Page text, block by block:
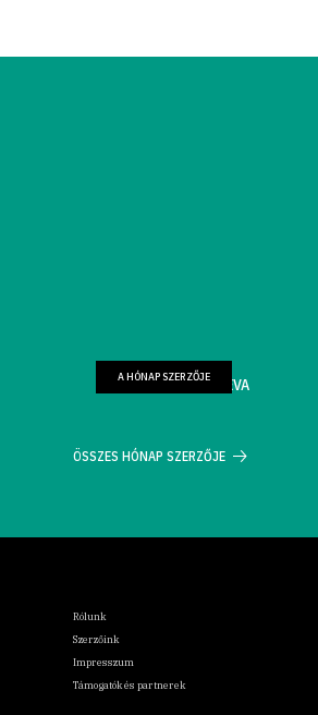
FARKAS WELLMANN ÉVA
A HÓNAP SZERZŐJE
ÖSSZES HÓNAP SZERZŐJE
Rólunk
Szerzőink
Impresszum
Támogatók és partnerek